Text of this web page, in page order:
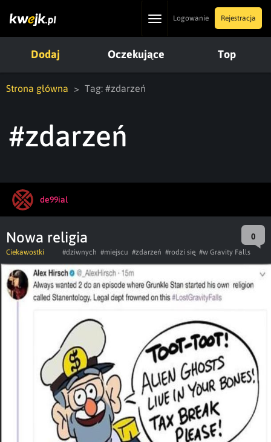
ToggleLogowanie Rejestracja
Dodaj Oczekujące Top
Strona główna Tag: #zdarzeń
#zdarzeń
de99ial
Nowa religia 0
Ciekawostki #dziwnych #miejscu #zdarzeń #rodzi się #w Gravity Falls